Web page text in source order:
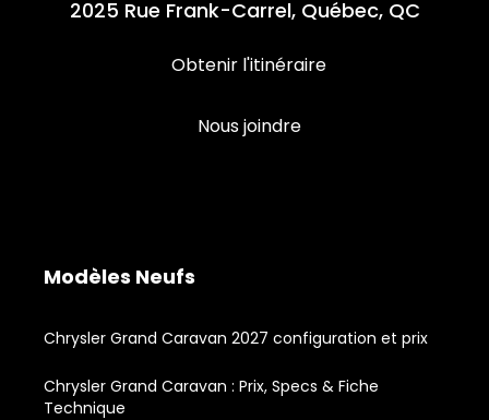
2025 Rue Frank-Carrel, Québec, QC
Obtenir l'itinéraire
Nous joindre
Modèles Neufs
Chrysler Grand Caravan 2027 configuration et prix
Chrysler Grand Caravan : Prix, Specs & Fiche
Technique